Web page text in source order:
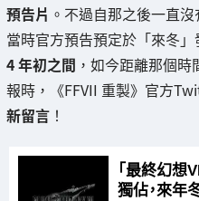
預告片 。不過自那之後一直
當時官方預告預定於「來冬
4 年初之間 ，如今距離那個
報時，《FFVII 重製》官方
新留言 ！